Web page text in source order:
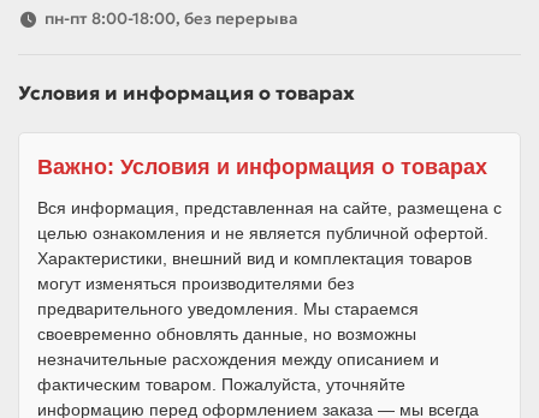
пн-пт 8:00-18:00, без перерыва
Условия и информация о товарах
Важно: Условия и информация о товарах
Вся информация, представленная на сайте, размещена с
целью ознакомления и не является публичной офертой.
Характеристики, внешний вид и комплектация товаров
могут изменяться производителями без
предварительного уведомления. Мы стараемся
своевременно обновлять данные, но возможны
незначительные расхождения между описанием и
фактическим товаром. Пожалуйста, уточняйте
информацию перед оформлением заказа — мы всегда